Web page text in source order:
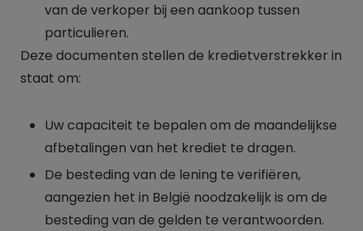
van de verkoper bij een aankoop tussen
particulieren.
Deze documenten stellen de kredietverstrekker in
staat om:
Uw capaciteit te bepalen om de maandelijkse
afbetalingen van het krediet te dragen.
De besteding van de lening te verifiëren,
aangezien het in België noodzakelijk is om de
besteding van de gelden te verantwoorden.